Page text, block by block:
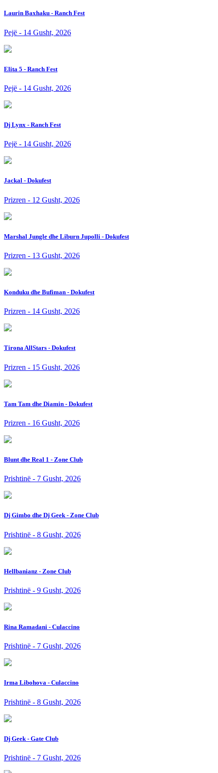
Laurin Baxhaku - Ranch Fest
Pejë - 14 Gusht, 2026
Elita 5 - Ranch Fest
Pejë - 14 Gusht, 2026
Dj Lynx - Ranch Fest
Pejë - 14 Gusht, 2026
Jackal - Dokufest
Prizren - 12 Gusht, 2026
Marshal Jungle dhe Liburn Jupolli - Dokufest
Prizren - 13 Gusht, 2026
Konduku dhe Bufiman - Dokufest
Prizren - 14 Gusht, 2026
Tirona AllStars - Dokufest
Prizren - 15 Gusht, 2026
Tam Tam dhe Diamin - Dokufest
Prizren - 16 Gusht, 2026
Blunt dhe Real 1 - Zone Club
Prishtinë - 7 Gusht, 2026
Dj Gimbo dhe Dj Geek - Zone Club
Prishtinë - 8 Gusht, 2026
Hellbanianz - Zone Club
Prishtinë - 9 Gusht, 2026
Rina Ramadani - Culaccino
Prishtinë - 7 Gusht, 2026
Irma Libohova - Culaccino
Prishtinë - 8 Gusht, 2026
Dj Geek - Gate Club
Prishtinë - 7 Gusht, 2026